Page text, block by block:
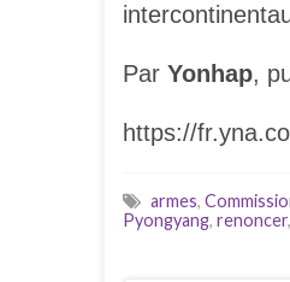
Par Yonhap,
https://
armes,
Pyongyang, renoncer,